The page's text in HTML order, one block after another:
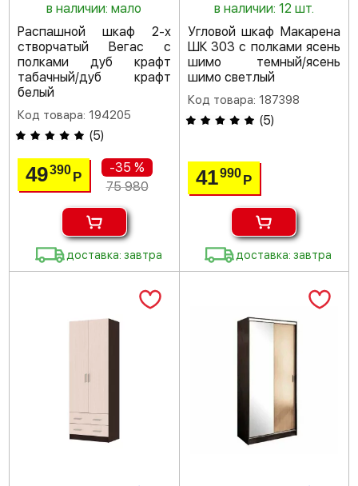
в наличии: мало
Распашной шкаф 2-х
створчатый Вегас с
полками дуб крафт
табачный/дуб крафт
белый
Код товара: 194205
(5)
49390 Р
-35 %
75 980
доставка: завтра
в наличии: 12 шт.
Угловой шкаф Макарена
ШК 303 с полками ясень
шимо темный/ясень
шимо светлый
Код товара: 187398
(5)
41990 Р
доставка: завтра